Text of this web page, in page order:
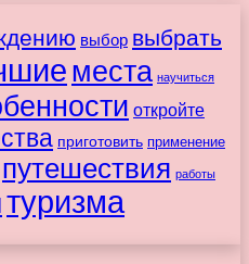
выбор выбрать
места научиться
откройте
приготовить применение
путешествия работы
туризма